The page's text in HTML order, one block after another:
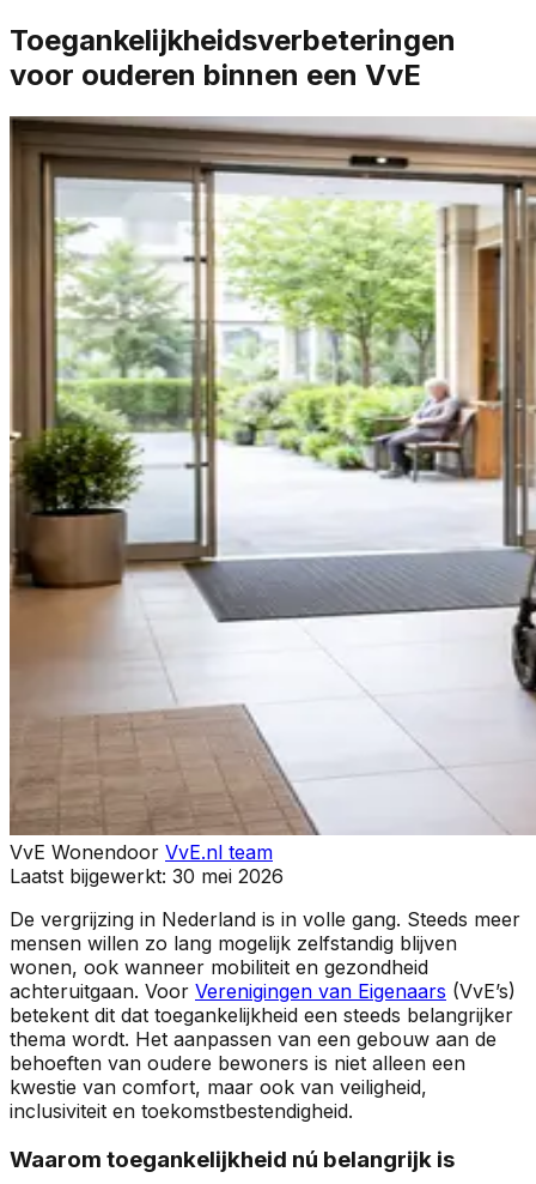
Toegankelijkheidsverbeteringen
voor ouderen binnen een VvE
VvE Wonendoor VvE.nl team
Laatst bijgewerkt: 30 mei 2026
De vergrijzing in Nederland is in volle gang. Steeds meer
mensen willen zo lang mogelijk zelfstandig blijven
wonen, ook wanneer mobiliteit en gezondheid
achteruitgaan. Voor Verenigingen van Eigenaars (VvE’s)
betekent dit dat toegankelijkheid een steeds belangrijker
thema wordt. Het aanpassen van een gebouw aan de
behoeften van oudere bewoners is niet alleen een
kwestie van comfort, maar ook van veiligheid,
inclusiviteit en toekomstbestendigheid.
Waarom toegankelijkheid nú belangrijk is